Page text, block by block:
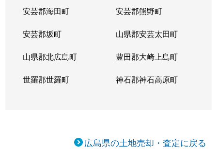
安芸郡海田町 安芸郡熊野町
安芸郡坂町 山県郡安芸太田町
山県郡北広島町 豊田郡大崎上島町
世羅郡世羅町 神石郡神石高原町
広島県の土地売却・査定に戻る